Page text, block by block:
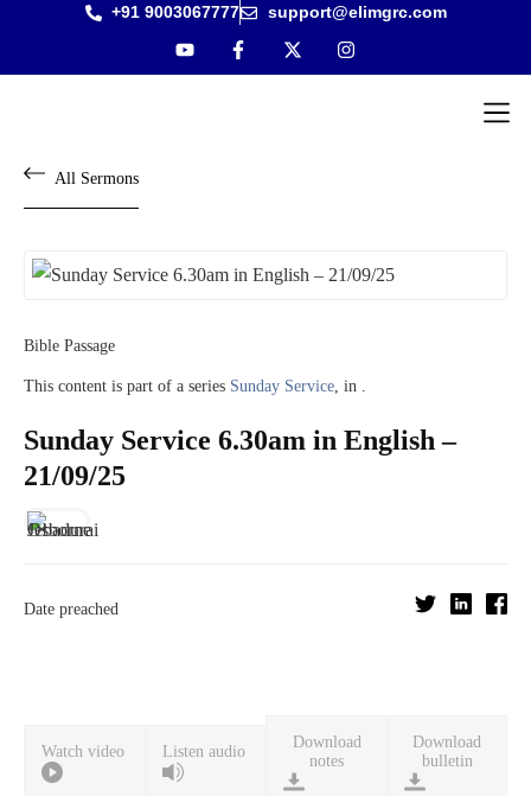
+91 9003067777 support@elimgrc.com
All Sermons
Bible Passage
This content is part of a series Sunday Service , in .
Sunday Service 6.30am in English –
21/09/25
Date preached
Watch video Listen audio
Download
notes
Download
bulletin